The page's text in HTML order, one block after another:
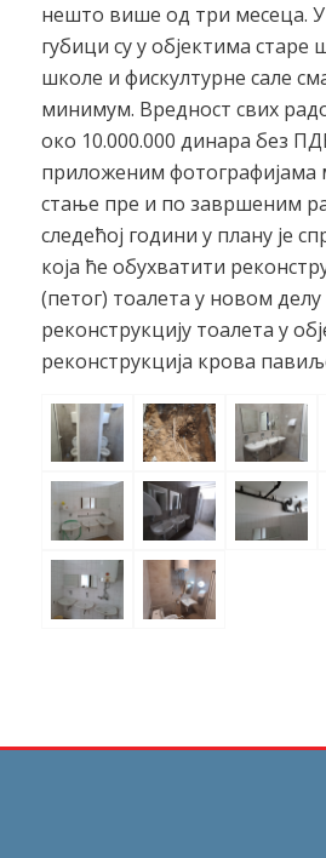
нешто више од три месеца.
губици су у објектима старе
школе и фискултурне сале
минимум. Вредност свих
око 10.000.000 динара без
приложеним фотографијама
стање пре и по завршеним
следећој години у плану је
која ће обухватити
(петог) тоалета у новом
реконструкцију тоалета у
реконструкција крова